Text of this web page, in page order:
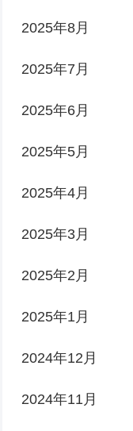
2025年8月
2025年7月
2025年6月
2025年5月
2025年4月
2025年3月
2025年2月
2025年1月
2024年12月
2024年11月